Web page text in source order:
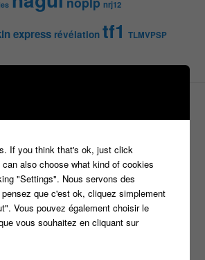
nrj12
express révélation tf1 TLMVPSP
de casting ?
?
midi
If you think that's ok, just click
also choose what kind of cookies
"Settings". Nous servons des
que c'est ok, cliquez simplement
Vous pouvez également choisir le
vous souhaitez en cliquant sur